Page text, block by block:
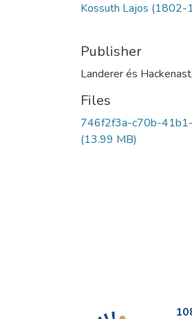
Kossuth Lajos (1802-
Publisher
Landerer és Hackenast,
Files
746f2f3a-c70b-
(13.99 MB)